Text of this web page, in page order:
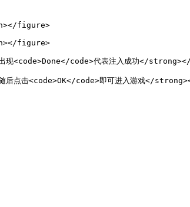
figure>
figure>
<code>Done</code>代表注入成功</
击<code>OK</code>即可进入游戏</